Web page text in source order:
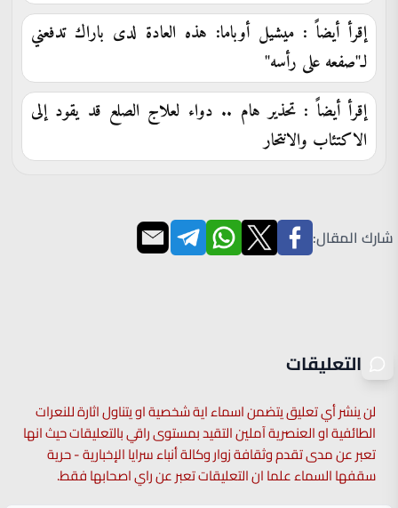
إقرأ أيضاً : ميشيل أوباما: هذه العادة لدى باراك تدفعني
لـ"صفعه على رأسه"
إقرأ أيضاً : تحذير هام .. دواء لعلاج الصلع قد يقود إلى
الاكتئاب والانتحار
شارك المقال:
التعليقات
لن ينشر أي تعليق يتضمن اسماء اية شخصية او يتناول اثارة للنعرات
الطائفية او العنصرية آملين التقيد بمستوى راقي بالتعليقات حيث انها
تعبر عن مدى تقدم وثقافة زوار وكالة أنباء سرايا الإخبارية - حرية
سقفها السماء علما ان التعليقات تعبر عن راي اصحابها فقط.